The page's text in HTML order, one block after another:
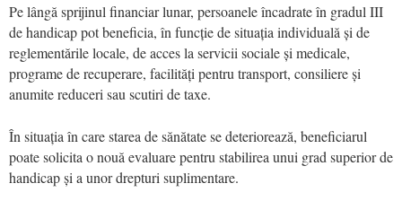
Pe lângă sprijinul financiar lunar, persoanele încadrate în gradul III
de handicap pot beneficia, în funcție de situația individuală și de
reglementările locale, de acces la servicii sociale și medicale,
programe de recuperare, facilități pentru transport, consiliere și
anumite reduceri sau scutiri de taxe.
În situația în care starea de sănătate se deteriorează, beneficiarul
poate solicita o nouă evaluare pentru stabilirea unui grad superior de
handicap și a unor drepturi suplimentare.